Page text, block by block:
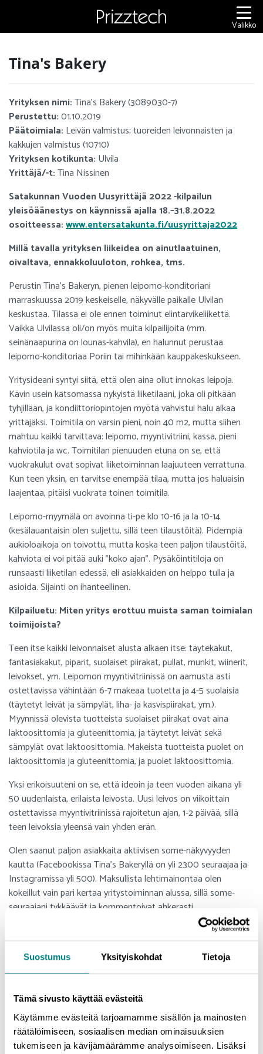
Suostumus Yksityiskohdat Tietoja
Tämä sivusto käyttää evästeitä
Käytämme evästeitä tarjoamamme sisällön ja mainosten
räätälöimiseen, sosiaalisen median ominaisuuksien
tukemiseen ja kävijämäärämme analysoimiseen. Lisäksi
Valikko
Tina's Bakery
Yrityksen nimi:Tina's Bakery (3089030-7)
Perustettu:01.10.2019
Päätoimiala: Leivän valmistus; tuoreiden leivonnaisten ja
kakkujen valmistus (10710)
Yrityksen kotikunta: Ulvila
Yrittäjä/-t:Tina Nissinen
Satakunnan Vuoden Uusyrittäjä 2022 -kilpailun
yleisöäänestys on käynnissä ajalla 18.–31.8.2022
osoitteessa:www.entersatakunta.fi/uusyrittaja2022
Millä tavalla yrityksen liikeidea on ainutlaatuinen,
oivaltava, ennakkoluuloton, rohkea, tms.
Perustin Tina's Bakeryn, pienen leipomo-konditoriani
marraskuussa 2019 keskeiselle, näkyvälle paikalle Ulvilan
keskustaa. Tilassa ei ole ennen toiminut elintarvikeliikettä.
Vaikka Ulvilassa oli/on myös muita kilpailijoita (mm.
seinänaapurina on lounas-kahvila), en halunnut perustaa
leipomo-konditoriaa Poriin tai mihinkään kauppakeskukseen.
Yritysideani syntyi siitä, että olen aina ollut innokas leipoja.
Kävin usein katsomassa nykyistä liiketilaani, joka oli pitkään
tyhjillään, ja kondiittoriopintojen myötä vahvistui halu alkaa
yrittäjäksi. Toimitila on varsin pieni, noin 40 m2, mutta siihen
mahtuu kaikki tarvittava: leipomo, myyntivitriini, kassa, pieni
kahviotila ja wc. Toimitilan pienuuden etuna on se, että
vuokrakulut ovat sopivat liiketoiminnan laajuuteen verrattuna.
Kun teen yksin, en tarvitse enempää tilaa, mutta jos haluaisin
laajentaa, pitäisi vuokrata toinen toimitila.
Leipomo-myymälä on avoinna ti-pe klo 10-16 ja la 10-14
(kesälauantaisin olen suljettu, sillä teen tilaustöitä). Pidempiä
aukioloaikoja on toivottu, mutta koska teen paljon tilaustöitä,
kahviota ei voi pitää auki "koko ajan". Pysäköintitiloja on
runsaasti liiketilan edessä, eli asiakkaiden on helppo tulla ja
asioida. Sijainti on ihanteellinen.
Kilpailuetu: Miten yritys erottuu muista saman toimialan
toimijoista?
Teen itse kaikki leivonnaiset alusta alkaen itse: täytekakut,
fantasiakakut, piparit, suolaiset piirakat, pullat, munkit, wiinerit,
leivokset, ym. Leipomon myyntivitriinissä on aamusta asti
ostettavissa vähintään 6-7 makeaa tuotetta ja 4-5 suolaisia
(täytetyt leivät ja sämpylät, liha- ja kasvispiirakat, ym.).
Myynnissä olevista tuotteista suolaiset piirakat ovat aina
laktoosittomia ja gluteenittomia, ja täytetyt leivät sekä
sämpylät ovat laktoosittomia. Makeista tuotteista puolet on
laktoosittomia ja gluteenittomia, ja puolet laktoosittomia.
Yksi erikoisuuteni on se, että ideoin ja teen vuoden aikana yli
50 uudenlaista, erilaista leivosta. Uusi leivos on viikoittain
ostettavissa myyntivitriinissä rajoitetun ajan, 1-2 päivää, sillä
teen leivoksia yleensä vain yhden erän.
Olen saanut paljon asiakkaita aktiivisen some-näkyvyyden
kautta (Facebookissa Tina's Bakeryllä on yli 2300 seuraajaa ja
Instagramissa yli 500). Maksullista lehtimainontaa olen
kokeillut vain pari kertaa yritystoiminnan alussa, sillä some-
seuraajani tykkäävät ja kommentoivat ahkerasti
kuvapäivityksiäni, eikä minun ole tarvinnut mainostaa
Koronakestävyys: Miten korona on vaikuttanut yrityksen
toimintaan? Onko korona tuonut uusia toimintamalleja?
markkinatilanteeseen on reagoitu/sopeuduttu?
Aloitin yritystoiminnan 4,5 kuukautta ennen koronapandemian
alkamista. Jo jouluksi minulla oli jo paljon tilauksia ja ehdin